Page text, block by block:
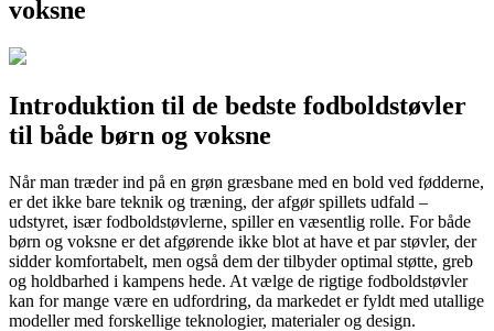
voksne
Introduktion til de bedste fodboldstøvler
til både børn og voksne
Når man træder ind på en grøn græsbane med en bold ved fødderne,
er det ikke bare teknik og træning, der afgør spillets udfald –
udstyret, især fodboldstøvlerne, spiller en væsentlig rolle. For både
børn og voksne er det afgørende ikke blot at have et par støvler, der
sidder komfortabelt, men også dem der tilbyder optimal støtte, greb
og holdbarhed i kampens hede. At vælge de rigtige fodboldstøvler
kan for mange være en udfordring, da markedet er fyldt med utallige
modeller med forskellige teknologier, materialer og design.